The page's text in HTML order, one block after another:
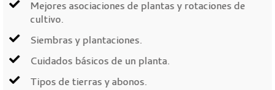
Mejores asociaciones de plantas y rotaciones de
cultivo.
Siembras y plantaciones.
Cuidados básicos de un planta.
Tipos de tierras y abonos.